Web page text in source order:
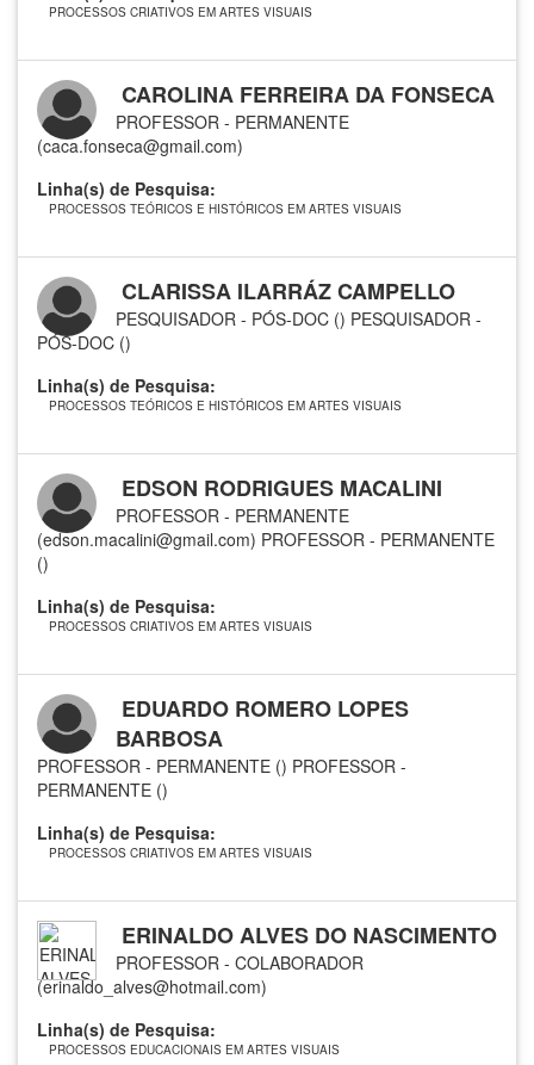
PROCESSOS CRIATIVOS EM ARTES VISUAIS
CAROLINA FERREIRA DA FONSECA
PROFESSOR - PERMANENTE
(caca.fonseca@gmail.com)
Linha(s) de Pesquisa:
PROCESSOS TEÓRICOS E HISTÓRICOS EM ARTES VISUAIS
CLARISSA ILARRÁZ CAMPELLO
PESQUISADOR - PÓS-DOC () PESQUISADOR -
PÓS-DOC ()
Linha(s) de Pesquisa:
PROCESSOS TEÓRICOS E HISTÓRICOS EM ARTES VISUAIS
EDSON RODRIGUES MACALINI
PROFESSOR - PERMANENTE
(edson.macalini@gmail.com) PROFESSOR - PERMANENTE
()
Linha(s) de Pesquisa:
PROCESSOS CRIATIVOS EM ARTES VISUAIS
EDUARDO ROMERO LOPES
BARBOSA
PROFESSOR - PERMANENTE () PROFESSOR -
PERMANENTE ()
Linha(s) de Pesquisa:
PROCESSOS CRIATIVOS EM ARTES VISUAIS
ERINALDO ALVES DO NASCIMENTO
PROFESSOR - COLABORADOR
(erinaldo_alves@hotmail.com)
Linha(s) de Pesquisa:
PROCESSOS EDUCACIONAIS EM ARTES VISUAIS